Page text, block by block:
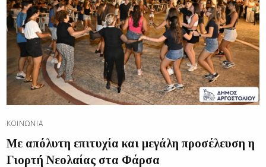
ΚΟΙΝΩΝΊΑ
Με απόλυτη επιτυχία και μεγάλη προσέλευση η
Γιορτή Νεολαίας στα Φάρσα